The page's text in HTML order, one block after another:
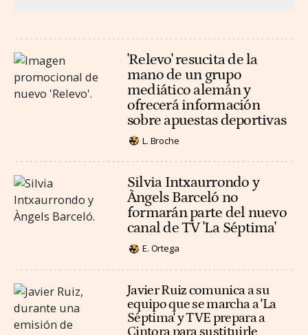
'Relevo' resucita de la
mano de un grupo
mediático alemán y
ofrecerá información
sobre apuestas deportivas
L. Broche
Silvia Intxaurrondo y
Àngels Barceló no
formarán parte del nuevo
canal de TV 'La Séptima'
E. Ortega
Javier Ruiz comunica a su
equipo que se marcha a 'La
Séptima' y TVE prepara a
Cintora para sustituirle